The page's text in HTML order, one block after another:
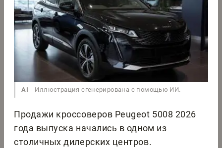
AI Иллюстрация сгенерирована с помощью ИИ.
Продажи кроссоверов Peugeot 5008 2026
года выпуска начались в одном из
столичных дилерских центров.